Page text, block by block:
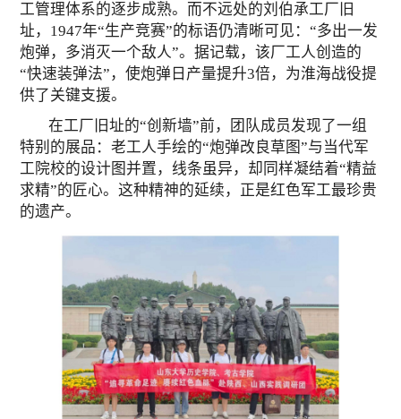
工管理体系的逐步成熟。而不远处的刘伯承工厂旧
址，1947年“生产竞赛”的标语仍清晰可见：“多出一发
炮弹，多消灭一个敌人”。据记载，该厂工人创造的
“快速装弹法”，使炮弹日产量提升3倍，为淮海战役提
供了关键支援。
在工厂旧址的“创新墙”前，团队成员发现了一组
特别的展品：老工人手绘的“炮弹改良草图”与当代军
工院校的设计图并置，线条虽异，却同样凝结着“精益
求精”的匠心。这种精神的延续，正是红色军工最珍贵
的遗产。